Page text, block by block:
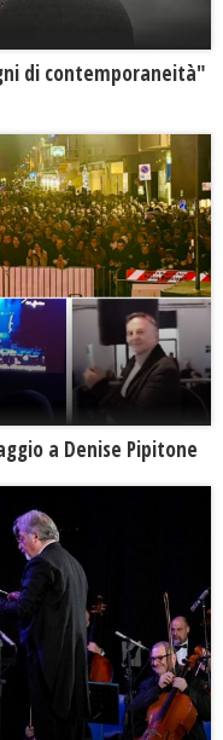
di contemporaneità"
a Denise Pipitone